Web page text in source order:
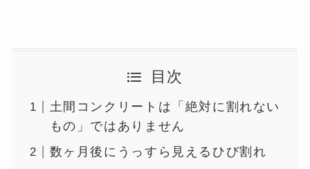
目次
土間コンクリートは「絶対に割れない
もの」ではありません
数ヶ月後にうっすら見えるひび割れ